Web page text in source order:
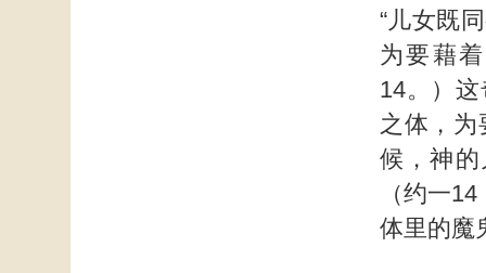
“儿女既
为要藉
14。）
之体，
候，神
（约一
体里的魔